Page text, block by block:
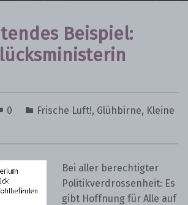
Beispiel:
0 Frische Luft!, Glühbirne, Kleine
Bei aller berechtigter
Politikverdrossenheit: Es
gibt Hoffnung für Alle auf